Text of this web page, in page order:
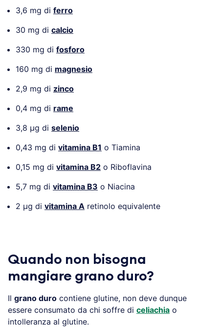
3,6 mg di ferro
30 mg di calcio
330 mg di fosforo
160 mg di magnesio
2,9 mg di zinco
0,4 mg di rame
3,8 µg di selenio
0,43 mg di vitamina B1 o Tiamina
0,15 mg di vitamina B2 o Riboflavina
5,7 mg di vitamina B3 o Niacina
2 µg di vitamina A retinolo equivalente
Quando non bisogna
mangiare grano duro?
Il grano duro contiene glutine, non deve dunque
essere consumato da chi soffre di celiachia o
intolleranza al glutine.